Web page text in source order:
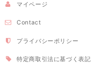
マイページ
Contact
プライバシーポリシー
特定商取引法に基づく表記